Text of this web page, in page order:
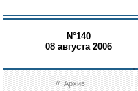
N°140
08 августа 2006
//Архив